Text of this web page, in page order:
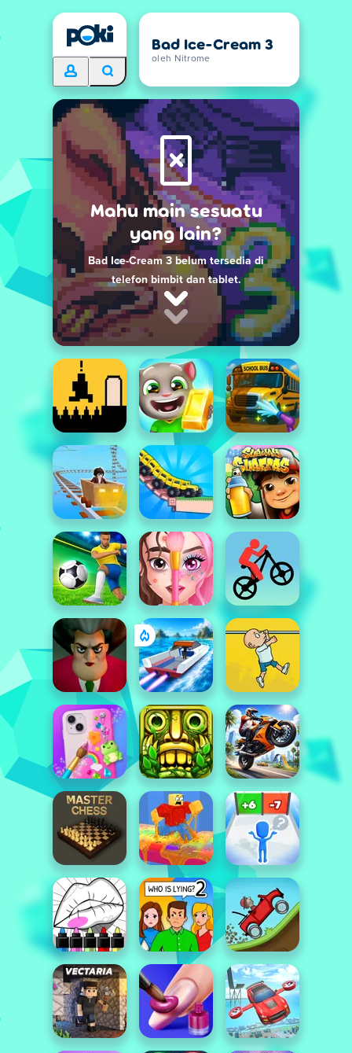
Bad Ice-Cream 3
oleh Nitrome
Mahu main sesuatu
yang lain?
Bad Ice-Cream 3 belum tersedia di
telefon bimbit dan tablet.